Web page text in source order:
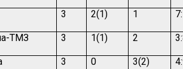
3 2(1) 1
ТМЗ 3 1(1) 2
3 0 3(2)